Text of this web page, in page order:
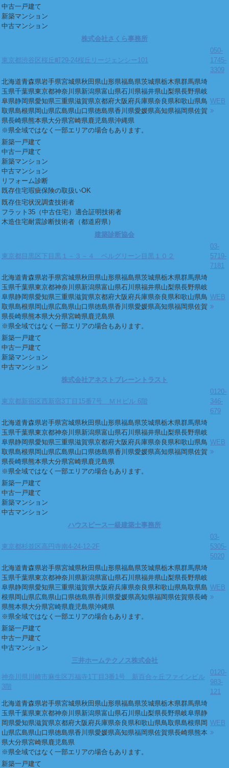
中古一戸建て
新築マンション
中古マンション
株式会社さくら事務所
東京都渋谷区桜丘町29-24桜丘リージェンシー101
050-
1745-
3309
北海道青森県岩手県宮城県秋田県山形県福島県茨城県栃木県群馬県埼
玉県千葉県東京都神奈川県新潟県富山県石川県福井県山梨県長野県岐
阜県静岡県愛知県三重県滋賀県京都府大阪府兵庫県奈良県和歌山県鳥
取県島根県岡山県広島県山口県徳島県香川県愛媛県高知県福岡県佐賀
県長崎県熊本県大分県宮崎県鹿児島県沖縄県
※県全域ではなく一部エリアの場合もあります。
WEB
新築一戸建て
中古一戸建て
新築マンション
中古マンション
リフォーム診断
既存住宅瑕疵保険の取扱いOK
既存住宅状況調査技術者
フラット35（中古住宅）適合証明技術者
木造住宅耐震診断技術者（都道府県）
建築診断協会
東京都目黒区下目黒１－３－４ ベルグリーン目黒１０２
03-
5719-
7181
北海道青森県岩手県宮城県秋田県山形県福島県茨城県栃木県群馬県埼
玉県千葉県東京都神奈川県新潟県富山県石川県福井県山梨県長野県岐
阜県静岡県愛知県三重県滋賀県京都府大阪府兵庫県奈良県和歌山県鳥
取県島根県岡山県広島県山口県徳島県香川県愛媛県高知県福岡県佐賀
県長崎県熊本県大分県宮崎県鹿児島県
※県全域ではなく一部エリアの場合もあります。
WEB
新築一戸建て
中古一戸建て
新築マンション
中古マンション
株式会社アネストブレーントラスト
東京都新宿区西新宿3丁目15番7号 ＭＨビル 6階
0120-
346-
679
北海道青森県岩手県宮城県秋田県山形県福島県茨城県栃木県群馬県埼
玉県千葉県東京都神奈川県新潟県富山県石川県福井県山梨県長野県岐
阜県静岡県愛知県三重県滋賀県京都府大阪府兵庫県奈良県和歌山県鳥
取県島根県岡山県広島県山口県徳島県香川県愛媛県高知県福岡県佐賀
県長崎県熊本県大分県宮崎県鹿児島県
※県全域ではなく一部エリアの場合もあります。
WEB
新築一戸建て
中古一戸建て
新築マンション
中古マンション
ハウスピース一級建築士事務所
東京都杉並区高円寺南4-24-12-2F
03-
5305-
5020
北海道青森県岩手県宮城県秋田県山形県福島県茨城県栃木県群馬県埼
玉県千葉県東京都神奈川県新潟県富山県石川県福井県山梨県長野県岐
阜県静岡県愛知県三重県滋賀県大阪府兵庫県奈良県和歌山県鳥取県島
根県岡山県広島県山口県徳島県香川県愛媛県高知県福岡県佐賀県長崎
県熊本県大分県宮崎県鹿児島県沖縄県
※県全域ではなく一部エリアの場合もあります。
WEB
新築一戸建て
中古一戸建て
中古マンション
三井ホームテクノス株式会社
神奈川県川崎市麻生区万福寺1丁目3番1号 新百合ヶ丘ファインビル
3階
0120-
983-
121
北海道青森県岩手県宮城県秋田県山形県福島県茨城県栃木県群馬県埼
玉県千葉県東京都神奈川県新潟県富山県石川県山梨県長野県岐阜県静
岡県愛知県滋賀県京都府大阪府兵庫県奈良県和歌山県鳥取県島根県岡
山県広島県山口県徳島県香川県愛媛県高知県福岡県佐賀県長崎県熊本
県大分県宮崎県鹿児島県
※県全域ではなく一部エリアの場合もあります。
WEB
新築一戸建て